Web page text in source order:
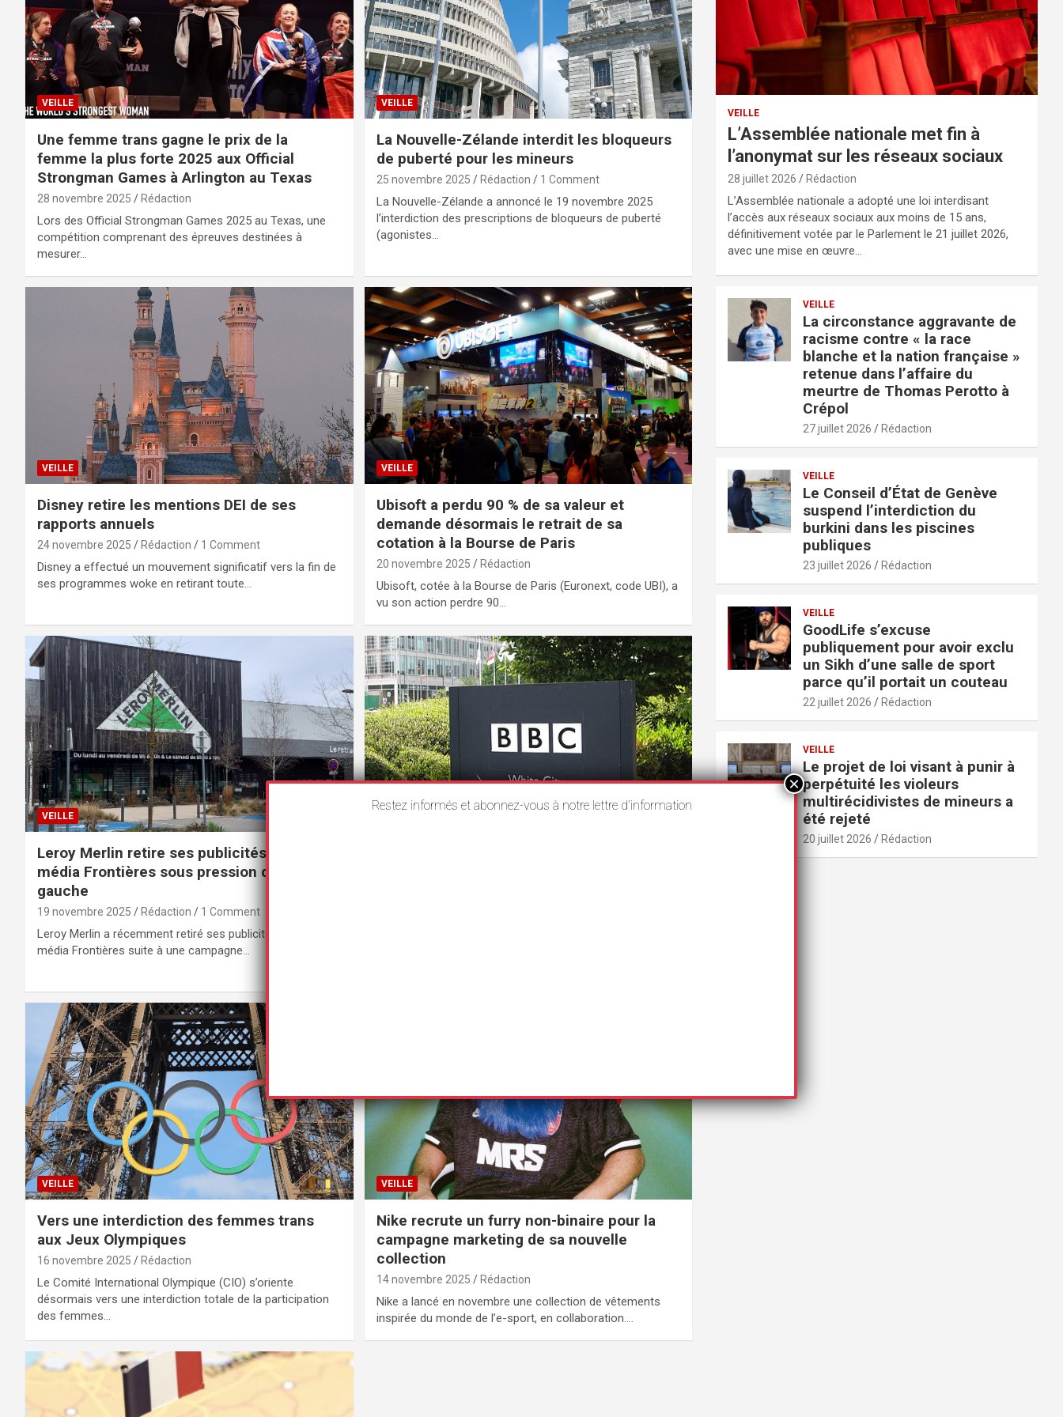
VEILLE
Une femme trans gagne le prix de la
femme la plus forte 2025 aux Official
Strongman Games à Arlington au Texas
28 novembre 2025 Rédaction
Lors des Official Strongman Games 2025 au Texas, une
compétition comprenant des épreuves destinées à
mesurer…
VEILLE
La Nouvelle-Zélande interdit les bloqueurs
de puberté pour les mineurs
25 novembre 2025 Rédaction 1 Comment
La Nouvelle-Zélande a annoncé le 19 novembre 2025
l’interdiction des prescriptions de bloqueurs de puberté
(agonistes…
VEILLE
Disney retire les mentions DEI de ses
rapports annuels
24 novembre 2025 Rédaction 1 Comment
Disney a effectué un mouvement significatif vers la fin de
ses programmes woke en retirant toute…
VEILLE
Ubisoft a perdu 90 % de sa valeur et
demande désormais le retrait de sa
cotation à la Bourse de Paris
20 novembre 2025 Rédaction
Ubisoft, cotée à la Bourse de Paris (Euronext, code UBI), a
vu son action perdre 90…
VEILLE
Leroy Merlin retire ses publicités du site du
média Frontières sous pression de la
gauche
19 novembre 2025 Rédaction 1 Comment
Leroy Merlin a récemment retiré ses publicités du site du
média Frontières suite à une campagne…
VEILLE
Vers une interdiction des femmes trans
aux Jeux Olympiques
16 novembre 2025 Rédaction
Le Comité International Olympique (CIO) s’oriente
désormais vers une interdiction totale de la participation
des femmes…
VEILLE
Nike recrute un furry non-binaire pour la
campagne marketing de sa nouvelle
collection
14 novembre 2025 Rédaction
Nike a lancé en novembre une collection de vêtements
inspirée du monde de l’e-sport, en collaboration.…
VEILLE
L’Assemblée nationale met fin à
l’anonymat sur les réseaux sociaux
28 juillet 2026 Rédaction
L’Assemblée nationale a adopté une loi interdisant
l’accès aux réseaux sociaux aux moins de 15 ans,
définitivement votée par le Parlement le 21 juillet 2026,
avec une mise en œuvre…
VEILLE
La circonstance aggravante de
racisme contre « la race
blanche et la nation française »
retenue dans l’affaire du
meurtre de Thomas Perotto à
Crépol
27 juillet 2026 Rédaction
VEILLE
Le Conseil d’État de Genève
suspend l’interdiction du
burkini dans les piscines
publiques
23 juillet 2026 Rédaction
VEILLE
GoodLife s’excuse
publiquement pour avoir exclu
un Sikh d’une salle de sport
parce qu’il portait un couteau
22 juillet 2026 Rédaction
VEILLE
Le projet de loi visant à punir à
perpétuité les violeurs
multirécidivistes de mineurs a
été rejeté
20 juillet 2026 Rédaction
Restez informés et abonnez-vous à notre lettre d’information